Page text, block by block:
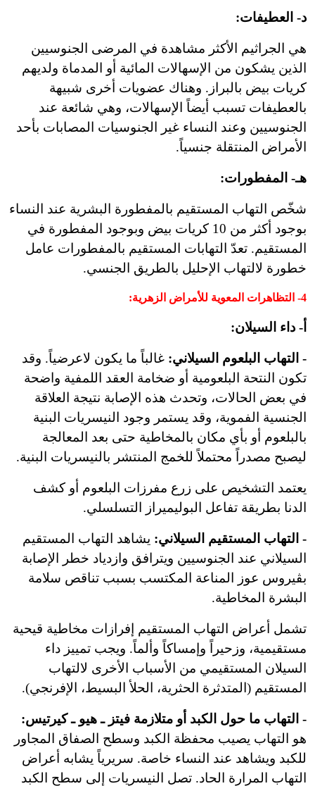
د- العطيفات:
هي الجراثيم الأكثر مشاهدة في المرضى الجنوسيين
الذين يشكون من الإسهالات المائية أو المدماة ولديهم
كريات بيض بالبراز. وهناك عضويات أخرى شبيهة
بالعطيفات تسبب أيضاً الإسهالات، وهي شائعة عند
الجنوسيين وعند النساء غير الجنوسيات المصابات بأحد
الأمراض المنتقلة جنسياً.
هـ- المفطورات:
شخّص التهاب المستقيم بالمفطورة البشرية عند النساء
بوجود أكثر من 10 كريات بيض وبوجود المفطورة في
المستقيم. تعدّ التهابات المستقيم بالمفطورات عامل
خطورة لالتهاب الإحليل بالطريق الجنسي.
4- التظاهرات المعوية للأمراض الزهرية:
أ- داء السيلان:
- التهاب البلعوم السيلاني: غالباً ما يكون لاعرضياً. وقد
تكون النتحة البلعومية أو ضخامة العقد اللمفية واضحة
في بعض الحالات، وتحدث هذه الإصابة نتيجة العلاقة
الجنسية الفموية، وقد يستمر وجود النيسريات البنية
بالبلعوم أو بأي مكان بالمخاطية حتى بعد المعالجة
ليصبح مصدراً محتملاً للخمج المنتشر بالنيسريات البنية.
يعتمد التشخيص على زرع مفرزات البلعوم أو كشف
الدنا بطريقة تفاعل البوليميراز التسلسلي.
- التهاب المستقيم السيلاني: يشاهد التهاب المستقيم
السيلاني عند الجنوسيين ويترافق وازدياد خطر الإصابة
بڤيروس عوز المناعة المكتسب بسبب تناقص سلامة
البشرة المخاطية.
تشمل أعراض التهاب المستقيم إفرازات مخاطية قيحية
مستقيمية، وزحيراً وإمساكاً وألماً. ويجب تمييز داء
السيلان المستقيمي من الأسباب الأخرى لالتهاب
المستقيم (المتدثرة الحثرية، الحلأ البسيط، الإفرنجي).
- التهاب ما حول الكبد أو متلازمة فيتز ـ هيو ـ كيرتيس:
هو التهاب يصيب محفظة الكبد وسطح الصفاق المجاور
للكبد ويشاهد عند النساء خاصة. سريرياً يشابه أعراض
التهاب المرارة الحاد. تصل النيسريات إلى سطح الكبد